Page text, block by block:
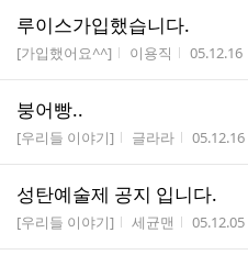
루이스가입했습니다.
게시판명
[가입했어요^^] 작성자
이용직 작성시간
05.12.16
붕어빵..
게시판명
[우리들 이야기] 작성자
글라라 작성시간
05.12.16
성탄예술제 공지 입니다.
게시판명
[우리들 이야기] 작성자
세균맨 작성시간
05.12.05